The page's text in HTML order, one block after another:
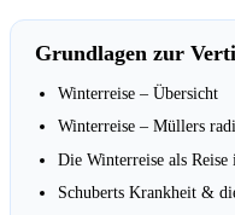
Grundlagen zur
Winterreise – Übersicht
Winterreise – Müllers
Die Winterreise als
Schuberts Krankheit &